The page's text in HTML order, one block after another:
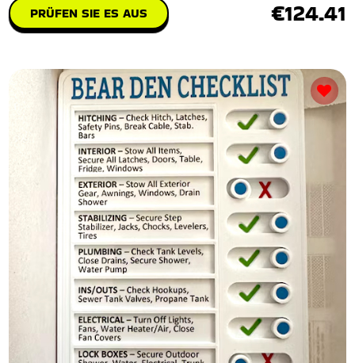
PRÜFEN SIE ES AUS €124.41